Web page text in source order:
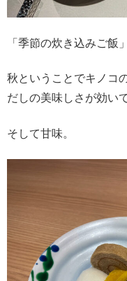
「季節の炊き込みご飯
秋ということでキノコ
だしの美味しさが効い
そして甘味。